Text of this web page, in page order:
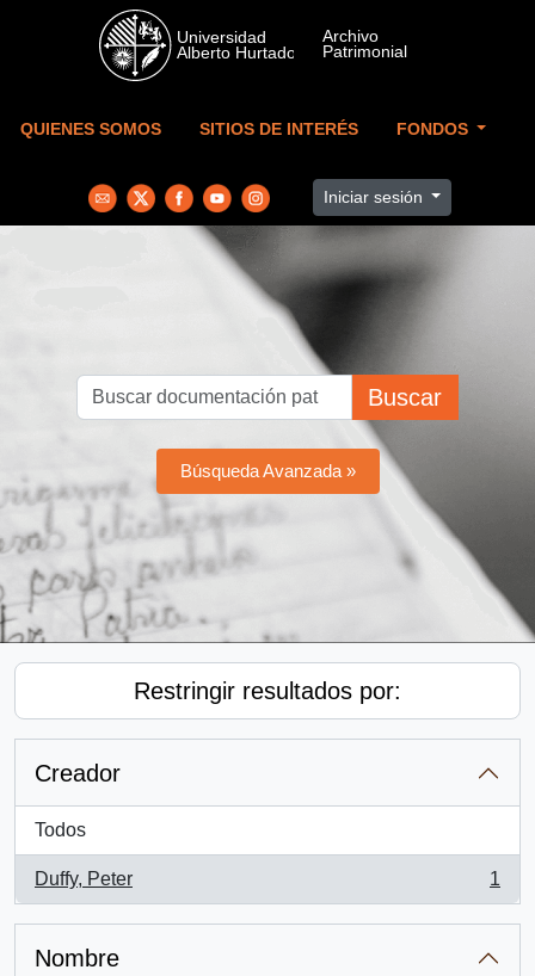
Skip to main content
QUIENES SOMOS SITIOS DE INTERÉS FONDOS
Iniciar sesión
Buscar
Búsqueda Avanzada »
Restringir resultados por:
Creador
Todos
Duffy, Peter
, 1 resultados
1
Nombre